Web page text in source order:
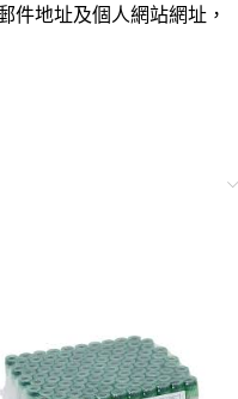
件地址及個人網站網址，